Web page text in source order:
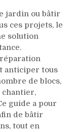
jardin ou bâtir
ces projets, le
solution
anticiper tous
de blocs,
chantier,
guide a pour
de bâtir
tout en